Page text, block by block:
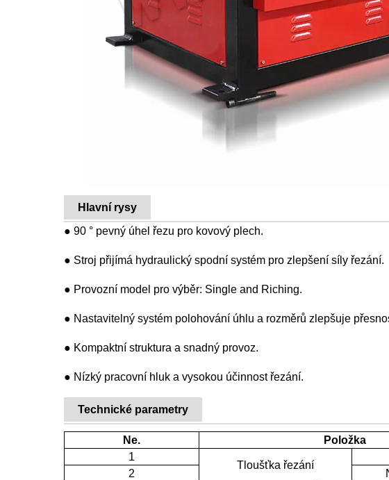
Hlavní rysy
● 90 ° pevný úhel řezu pro kovový plech.
● Stroj přijímá hydraulický spodní systém pro zlepšení síly řezání.
● Provozní model pro výběr: Single and Riching.
● Nastavitelný systém polohování úhlu a rozměrů zlepšuje
● Kompaktní struktura a snadný provoz.
● Nízký pracovní hluk a vysokou účinnost řezání.
Technické parametry
Ne. Položka
1
Tloušťka řezání
2